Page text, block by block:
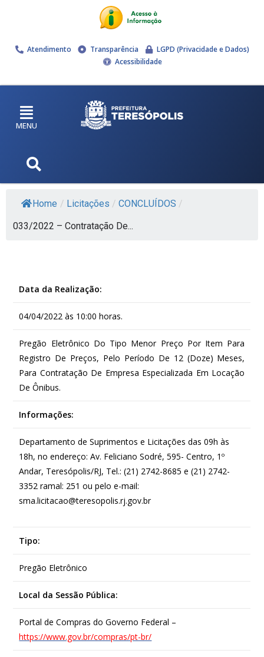
Atendimento Transparência
LGPD (Privacidade e Dados)
Acessibilidade
MENU
Home / Licitações / CONCLUÍDOS /
033/2022 – Contratação De...
Data da Realização:
04/04/2022 às 10:00 horas.
Pregão Eletrônico Do Tipo Menor Preço Por Item Para
Registro De Preços, Pelo Período De 12 (Doze) Meses,
Para Contratação De Empresa Especializada Em Locação
De Ônibus.
Informações:
Departamento de Suprimentos e Licitações das 09h às
18h, no endereço: Av. Feliciano Sodré, 595- Centro, 1º
Andar, Teresópolis/RJ, Tel.: (21) 2742-8685 e (21) 2742-
3352 ramal: 251 ou pelo e-mail:
sma.licitacao@teresopolis.rj.gov.br
Tipo:
Pregão Eletrônico
Local da Sessão Pública:
Portal de Compras do Governo Federal –
https://www.gov.br/compras/pt-br/